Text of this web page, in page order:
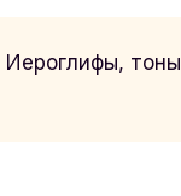
Иероглифы,